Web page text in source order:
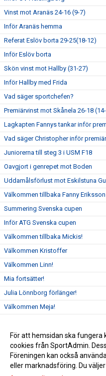
Vinst mot Aranäs 24-16 (9-7)
Inför Aranäs hemma
Referat Eslöv borta 29-25(18-12)
Inför Eslöv borta
Skön vinst mot Hallby (31-27)
Inför Hallby med Frida
Vad säger sportchefen?
Premiärvinst mot Skånela 26-18
Lagkapten Fannys tankar inför
Vad säger Christopher inför
Juniorerna till steg 3 i USM F18
Oavgjort i genrepet mot Boden
Uddamålsförlust mot Eskilstuna
Välkommen tillbaka Fanny Eriksson
Summering Svenska cupen
Inför ATG Svenska cupen
Välkommen tillbaka Mickis!
Välkommen Kristoffer
Välkommen Linn!
Mia fortsätter!
Julia Lönnborg förlänger!
Välkommen Meja!
Välkommen Meja!
Julia Lönnborg förlänger!
För att hemsidan ska fungera
cookies från SportAdmin.
Föreningen kan också
eller marknadsföring. Du